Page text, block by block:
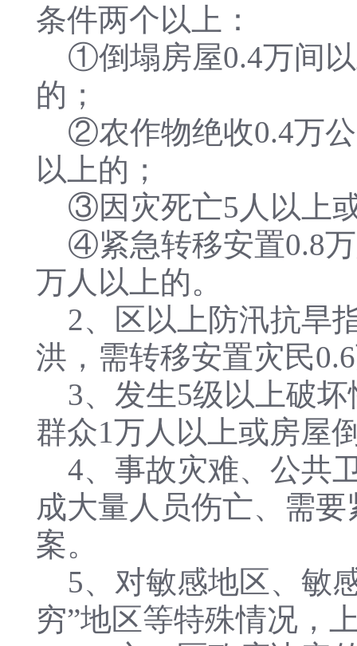
条件两个以上：
①倒塌房屋0.4万间以
的；
②农作物绝收0.4万公
以上的；
③因灾死亡5人以上
④紧急转移安置0.8万
万人以上的。
2、区以上防汛抗旱
洪，需转移安置灾民
3、发生5级以上破坏
群众1万人以上或房屋
4、事故灾难、公共
成大量人员伤亡、需
案。
5、对敏感地区、敏
穷”地区等特殊情况，